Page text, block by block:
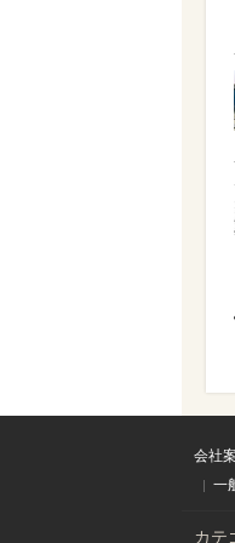
会社
一
カテ